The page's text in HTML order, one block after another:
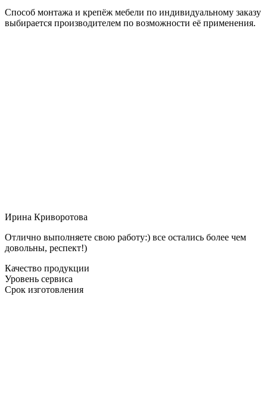
Способ монтажа и крепёж мебели по индивидуальному заказу
выбирается производителем по возможности её применения.
Ирина Криворотова
Отлично выполняете свою работу:) все остались более чем
довольны, респект!)
Качество продукции
Уровень сервиса
Срок изготовления